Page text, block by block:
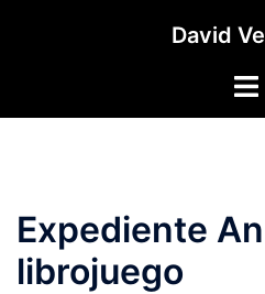
David
Expediente
librojuego